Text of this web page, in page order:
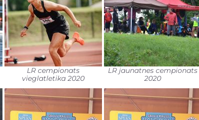
LR cempionats
vieglatletika 2020
LR jaunatnes cempionats
2020